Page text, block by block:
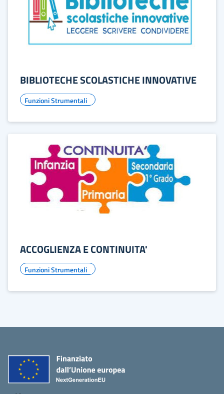
BIBLIOTECHE SCOLASTICHE INNOVATIVE
Funzioni Strumentali
ACCOGLIENZA E CONTINUITA'
Funzioni Strumentali